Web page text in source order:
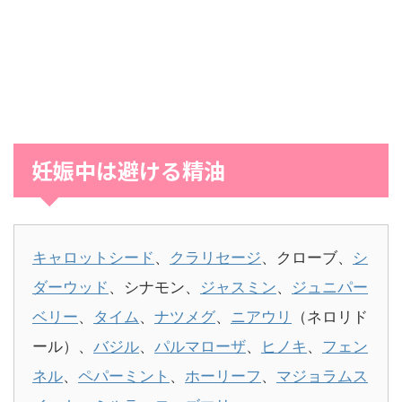
妊娠中は避ける精油
キャロットシード 、 クラリセージ、クローブ、 シ
ダーウッド 、シナモン、 ジャスミン、 ジュニパー
ベリー、 タイム、 ナツメグ、 ニアウリ
（ネロリド
ール）、 バジル、 パルマローザ、 ヒノキ 、 フェン
ネル、 ペパーミント 、 ホーリーフ 、 マジョラムス